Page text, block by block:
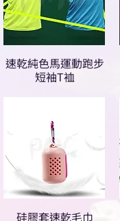
速乾純色馬運動跑步
短袖T裇
硅膠套速乾毛巾